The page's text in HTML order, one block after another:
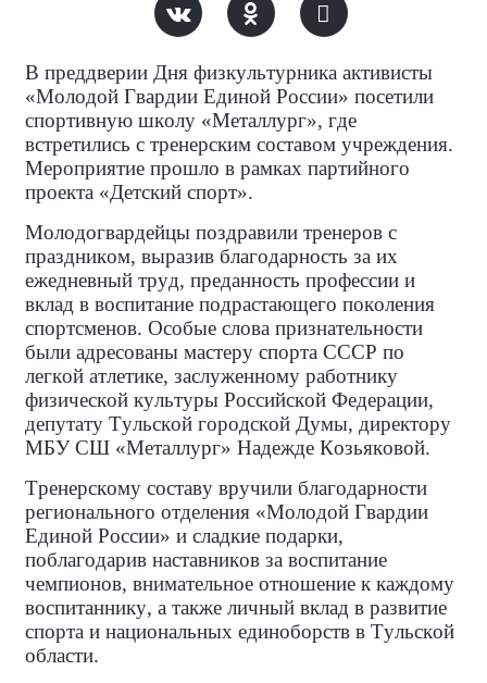
В преддверии Дня физкультурника активисты
«Молодой Гвардии Единой России» посетили
спортивную школу «Металлург», где
встретились с тренерским составом учреждения.
Мероприятие прошло в рамках партийного
проекта «Детский спорт».
Молодогвардейцы поздравили тренеров с
праздником, выразив благодарность за их
ежедневный труд, преданность профессии и
вклад в воспитание подрастающего поколения
спортсменов. Особые слова признательности
были адресованы мастеру спорта СССР по
легкой атлетике, заслуженному работнику
физической культуры Российской Федерации,
депутату Тульской городской Думы, директору
МБУ СШ «Металлург» Надежде Козьяковой.
Тренерскому составу вручили благодарности
регионального отделения «Молодой Гвардии
Единой России» и сладкие подарки,
поблагодарив наставников за воспитание
чемпионов, внимательное отношение к каждому
воспитаннику, а также личный вклад в развитие
спорта и национальных единоборств в Тульской
области.